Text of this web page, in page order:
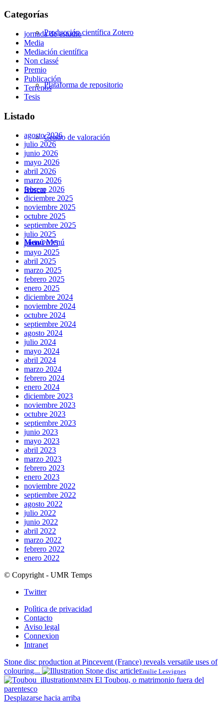
Producción científica Zotero
Plataforma de repositorio
Centro de valoración
Buscar
Menú Menú
Categorías
jornada de estudio
Media
Mediación científica
Non classé
Premio
Publicación
Terrenos
Tesis
Listado
agosto 2026
julio 2026
junio 2026
mayo 2026
abril 2026
marzo 2026
febrero 2026
diciembre 2025
noviembre 2025
octubre 2025
septiembre 2025
julio 2025
junio 2025
mayo 2025
abril 2025
marzo 2025
febrero 2025
enero 2025
diciembre 2024
noviembre 2024
octubre 2024
septiembre 2024
agosto 2024
julio 2024
mayo 2024
abril 2024
marzo 2024
febrero 2024
enero 2024
diciembre 2023
noviembre 2023
octubre 2023
septiembre 2023
junio 2023
mayo 2023
abril 2023
marzo 2023
febrero 2023
enero 2023
noviembre 2022
septiembre 2022
agosto 2022
julio 2022
junio 2022
abril 2022
marzo 2022
febrero 2022
enero 2022
© Copyright - UMR Temps
Twitter
Polìtica de privacidad
Contacto
Aviso legal
Connexion
Intranet
Stone disc production at Pincevent (France) reveals versatile uses of
colouring...
Emilie Lesvignes
MNHN El Toubou, o matrimonio fuera del
parentesco
Desplazarse hacia arriba